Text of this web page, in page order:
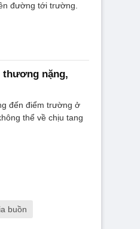
đường tới trường.
thương nặng,
đến điểm trường ở
thể về chịu tang
buồn